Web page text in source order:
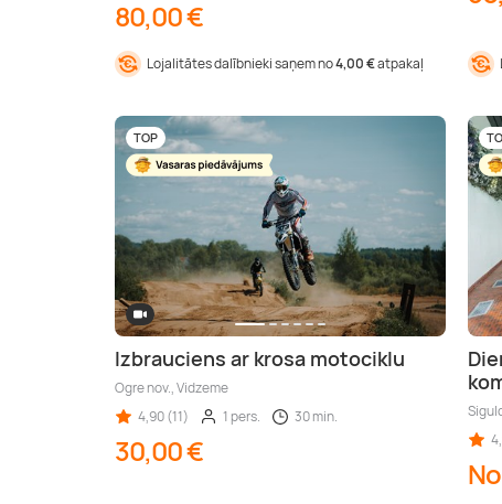
80,00 €
Lojalitātes dalībnieki saņem no4,00 €atpakaļ
TOP
Izbrauciens ar krosa motociklu
Ogre nov., Vidzeme
4,90 (11)
1 pers. 30 min.
30,00 €